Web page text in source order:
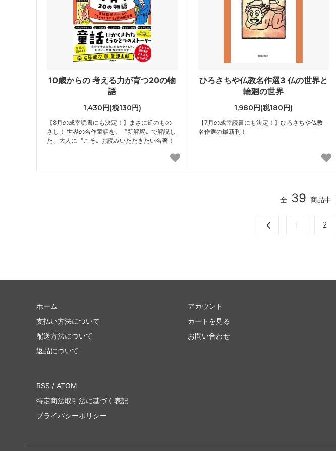
10歳からの 考える力が育つ20の物
語
1,430円(税130円)
【8月の成幸読書にも決定！】まさに逆のもの
さし！ 世界の名作童話を、〝新解釈〟で解説し
た、大人に〝こそ〟お読みいただきたい名著！
ひろさちや仏教名作選3 仏の世界と
輪廻の世界
1,980円(税180円)
【7月の成幸読書にも決定！】ひろさちや仏教
名作選の最新刊！
全 39 商品中
1 2
ホーム
支払い方法について
配送方法について
返品について
アカウント
カートを見る
お問い合わせ
RSS / ATOM
特定商法取引法に基づく表記
プライバシーポリシー